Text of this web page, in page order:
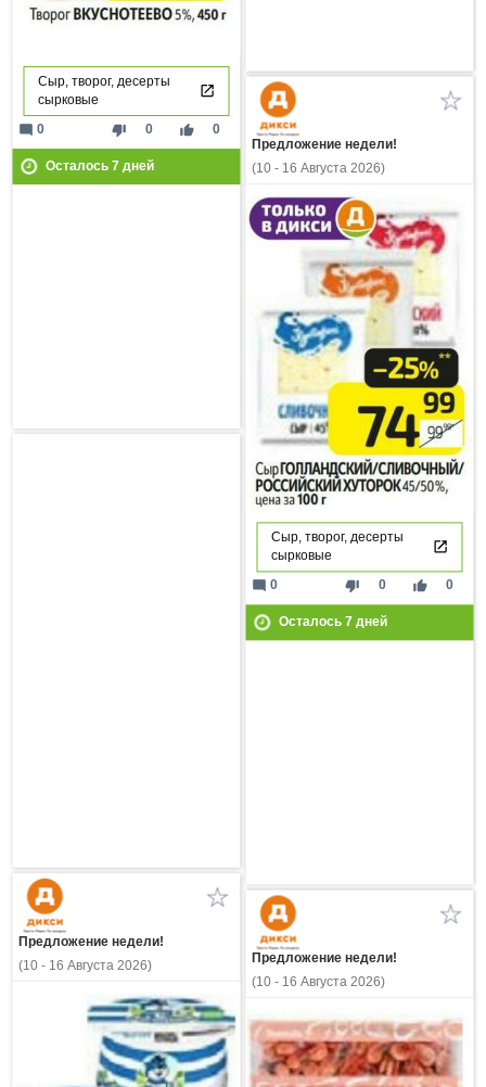
Сыр, творог, десерты
сырковые
thumb_down 0 thumb_up 0
mode_comment 0
Осталось 7дней
Предложение недели!
(10 - 16 Августа 2026)
Сыр, творог, десерты
сырковые
thumb_down 0 thumb_up 0
mode_comment 0
Осталось 7дней
Предложение недели!
(10 - 16 Августа 2026)
Предложение недели!
(10 - 16 Августа 2026)